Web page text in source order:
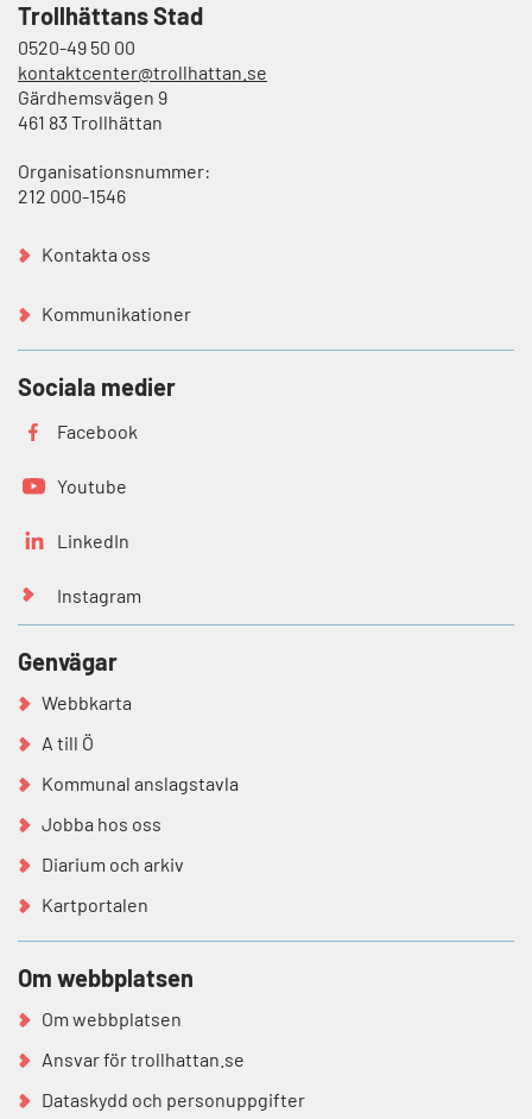
Trollhättans Stad
0520-49 50 00
kontaktcenter@trollhattan.se
Gärdhemsvägen 9
461 83 Trollhättan
Organisationsnummer:
212 000-1546
Kontakta oss
Kommunikationer
Sociala medier
Facebook
Youtube
LinkedIn
Instagram
Genvägar
Webbkarta
A till Ö
Kommunal anslagstavla
Jobba hos oss
Diarium och arkiv
Kartportalen
Om webbplatsen
Om webbplatsen
Ansvar för trollhattan.se
Dataskydd och personuppgifter